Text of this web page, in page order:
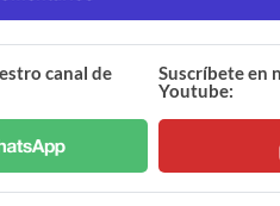
canal de
Suscríbete en
Youtube: